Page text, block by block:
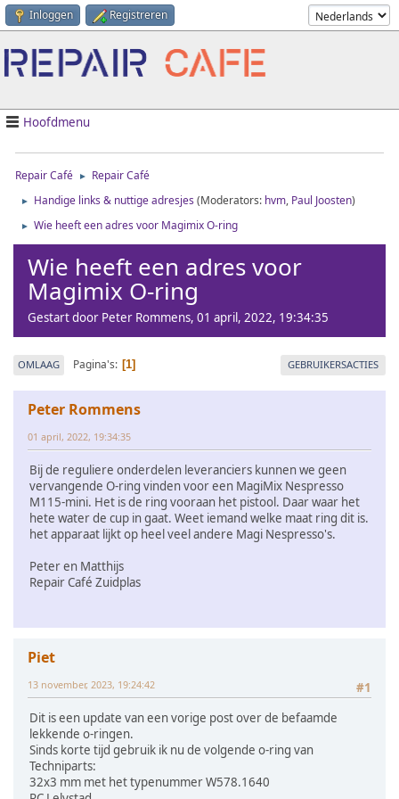
Inloggen Registreren
Hoofdmenu
Repair Café ► Repair Café
► Handige links & nuttige adresjes (Moderators: hvm, Paul Joosten)
► Wie heeft een adres voor Magimix O-ring
Wie heeft een adres voor
Magimix O-ring
Gestart door Peter Rommens, 01 april, 2022, 19:34:35
OMLAAG Pagina's 1 GEBRUIKERSACTIES
Peter Rommens
01 april, 2022, 19:34:35
Bij de reguliere onderdelen leveranciers kunnen we geen
vervangende O-ring vinden voor een MagiMix Nespresso
M115-mini. Het is de ring vooraan het pistool. Daar waar het
hete water de cup in gaat. Weet iemand welke maat ring dit is.
het apparaat lijkt op heel veel andere Magi Nespresso's.
Peter en Matthijs
Repair Café Zuidplas
Piet
#1
13 november, 2023, 19:24:42
Dit is een update van een vorige post over de befaamde
lekkende o-ringen.
Sinds korte tijd gebruik ik nu de volgende o-ring van
Techniparts:
32x3 mm met het typenummer W578.1640